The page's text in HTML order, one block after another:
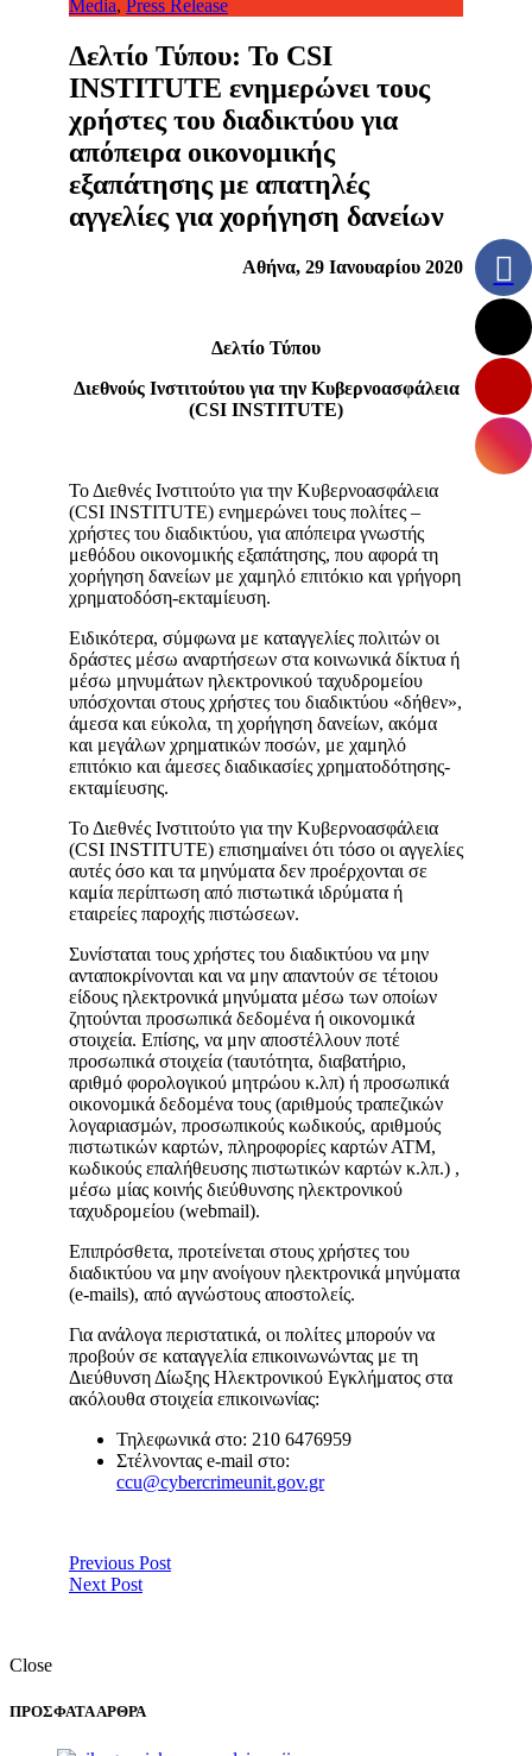
Media, Press Release
Δελτίο Τύπου: To CSI
INSTITUTE ενημερώνει τους
χρήστες του διαδικτύου για
απόπειρα οικονομικής
εξαπάτησης με απατηλές
αγγελίες για χορήγηση δανείων
Αθήνα, 29 Ιανουαρίου 2020
Δελτίο Τύπου
Διεθνούς Ινστιτούτου για την Κυβερνοασφάλεια
(CSI INSTITUTE)
Το Διεθνές Ινστιτούτο για την Κυβερνοασφάλεια
(CSI INSTITUTE) ενημερώνει τους πολίτες –
χρήστες του διαδικτύου, για απόπειρα γνωστής
μεθόδου οικονομικής εξαπάτησης, που αφορά τη
χορήγηση δανείων με χαμηλό επιτόκιο και γρήγορη
χρηματοδόση-εκταμίευση.
Ειδικότερα, σύμφωνα με καταγγελίες πολιτών οι
δράστες μέσω αναρτήσεων στα κοινωνικά δίκτυα ή
μέσω μηνυμάτων ηλεκτρονικού ταχυδρομείου
υπόσχονται στους χρήστες του διαδικτύου «δήθεν»,
άμεσα και εύκολα, τη χορήγηση δανείων, ακόμα
και μεγάλων χρηματικών ποσών, με χαμηλό
επιτόκιο και άμεσες διαδικασίες χρηματοδότησης-
εκταμίευσης.
Το Διεθνές Ινστιτούτο για την Κυβερνοασφάλεια
(CSI INSTITUTE) επισημαίνει ότι τόσο οι αγγελίες
αυτές όσο και τα μηνύματα δεν προέρχονται σε
καμία περίπτωση από πιστωτικά ιδρύματα ή
εταιρείες παροχής πιστώσεων.
Συνίσταται τους χρήστες του διαδικτύου να μην
ανταποκρίνονται και να μην απαντούν σε τέτοιου
είδους ηλεκτρονικά μηνύματα μέσω των οποίων
ζητούνται προσωπικά δεδομένα ή οικονομικά
στοιχεία. Επίσης, να μην αποστέλλουν ποτέ
προσωπικά στοιχεία (ταυτότητα, διαβατήριο,
αριθμό φορολογικού μητρώου κ.λπ) ή προσωπικά
οικονοµικά δεδοµένα τους (αριθµούς τραπεζικών
λογαριασµών, προσωπικούς κωδικούς, αριθµούς
πιστωτικών καρτών, πληροφορίες καρτών ΑΤΜ,
κωδικούς επαλήθευσης πιστωτικών καρτών κ.λπ.) ,
μέσω μίας κοινής διεύθυνσης ηλεκτρονικού
ταχυδρομείου (webmail).
Επιπρόσθετα, προτείνεται στους χρήστες του
διαδικτύου να μην ανοίγουν ηλεκτρονικά μηνύματα
(e-mails), από αγνώστους αποστολείς.
Για ανάλογα περιστατικά, οι πολίτες μπορούν να
προβούν σε καταγγελία επικοινωνώντας με τη
Διεύθυνση Δίωξης Ηλεκτρονικού Εγκλήματος στα
ακόλουθα στοιχεία επικοινωνίας:
Τηλεφωνικά στο: 210 6476959
Στέλνοντας e-mail στο:
ccu@cybercrimeunit.gov.gr
Previous Post
Next Post
Close
ΠΡΟΣΦΑΤΑ ΑΡΘΡΑ